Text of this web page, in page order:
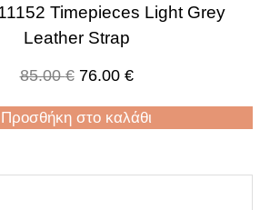
Timepieces Light Grey
Leather Strap
85.00€ 76.00 €
Προσθήκη στο καλάθι